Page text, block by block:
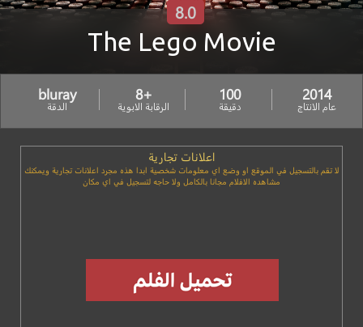
The Lego Movie
8.0
2014
عام الانتاج
100
دقيقة
+8
الرقابة الابوية
bluray
الدقة
اعلانات تجارية
لا تقم بالتسجيل في الموقع او وضع اي معلومات شخصية ابدا هذه مجرد اعلانات تجارية ويمكنك
مشاهده الافلام مجانا بالكامل ولا حاجه لتسجيل في اي مكان